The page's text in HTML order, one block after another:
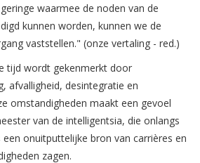
waarmee de noden van de
kunnen worden, kunnen we de
vaststellen." (onze vertaling - red.)
tijd wordt gekenmerkt door
afvalligheid, desintegratie en
omstandigheden maakt een gevoel
van de intelligentsia, die onlangs
onuitputtelijke bron van carrières en
zagen.